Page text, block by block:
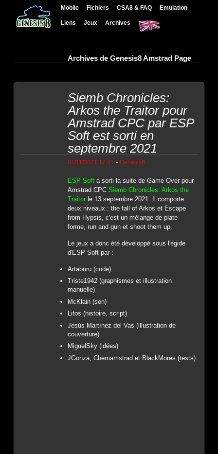
Mobile Fichiers CSA8 & FAQ Emulation
Liens Jeux Archives
Archives de Genesis8 Amstrad Page
Siemb Chronicles:
Arkos the Traitor pour
Amstrad CPC par ESP
Soft est sorti en
septembre 2021
01/11/2021 17:41 - Genesis8
ESP Softa sorti la suite de Game Over pour
Amstrad CPC Siemb Chronicles: Arkos the
Traitorle 13 septembre 2021. Il comporte
deux niveaux : the fall of Arkos et Escape
from Hypsis, c'est un mélange de plate-
forme, run and gun et shoot them up.
Le jeux a donc été développé sous l'égide
d'ESP Soft par :
Artaburu (code)
Triste1942 (graphismes et illustration
manuelle)
McKlain (son)
Litos (histoire, script)
Jesús Martínez del Vas (illustration de
couverture)
MiguelSky (idées)
JGonza, Chemamstrad et BlackMores (tests)